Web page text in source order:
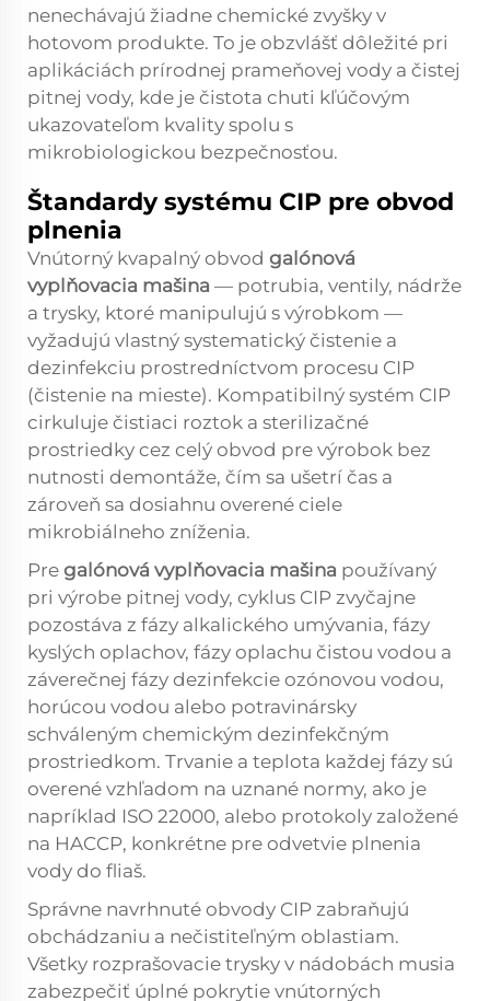
nenechávajú žiadne chemické zvyšky v
hotovom produkte. To je obzvlášť dôležité pri
aplikáciách prírodnej prameňovej vody a čistej
pitnej vody, kde je čistota chuti kľúčovým
ukazovateľom kvality spolu s
mikrobiologickou bezpečnosťou.
Štandardy systému CIP pre obvod
plnenia
Vnútorný kvapalný obvod galónová
vyplňovacia mašina — potrubia, ventily, nádrže
a trysky, ktoré manipulujú s výrobkom —
vyžadujú vlastný systematický čistenie a
dezinfekciu prostredníctvom procesu CIP
(čistenie na mieste). Kompatibilný systém CIP
cirkuluje čistiaci roztok a sterilizačné
prostriedky cez celý obvod pre výrobok bez
nutnosti demontáže, čím sa ušetrí čas a
zároveň sa dosiahnu overené ciele
mikrobiálneho zníženia.
Pre galónová vyplňovacia mašina používaný
pri výrobe pitnej vody, cyklus CIP zvyčajne
pozostáva z fázy alkalického umývania, fázy
kyslých oplachov, fázy oplachu čistou vodou a
záverečnej fázy dezinfekcie ozónovou vodou,
horúcou vodou alebo potravinársky
schváleným chemickým dezinfekčným
prostriedkom. Trvanie a teplota každej fázy sú
overené vzhľadom na uznané normy, ako je
napríklad ISO 22000, alebo protokoly založené
na HACCP, konkrétne pre odvetvie plnenia
vody do fliaš.
Správne navrhnuté obvody CIP zabraňujú
obchádzaniu a nečistiteľným oblastiam.
Všetky rozprašovacie trysky v nádobách musia
zabezpečiť úplné pokrytie vnútorných